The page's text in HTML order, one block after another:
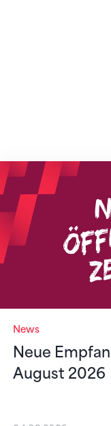
News
Neue
August 2026
Neue